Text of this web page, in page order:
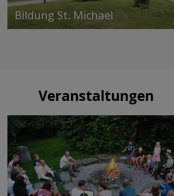
Bildung St. Michael
Veranstaltungen